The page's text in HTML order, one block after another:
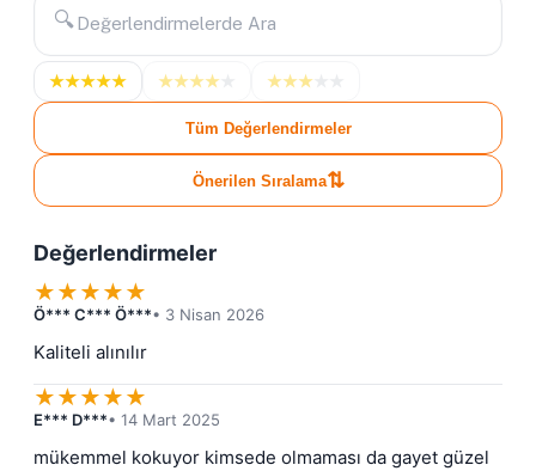
🔍
★★★★★ ★★★★ ★★★
Tüm Değerlendirmeler
Önerilen Sıralama⇅
Değerlendirmeler
★★★★★
Ö*** C*** Ö***• 3 Nisan 2026
Kaliteli alınılır
★★★★★
E*** D***• 14 Mart 2025
mükemmel kokuyor kimsede olmaması da gayet güzel